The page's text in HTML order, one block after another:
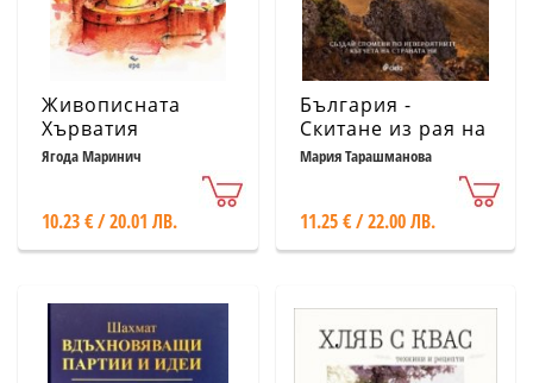
Живописната
Хърватия
Ягода Маринич
10.23 € / 20.01 ЛВ.
България -
Скитане из рая на
Земята
Мария Тарашманова
11.25 € / 22.00 ЛВ.